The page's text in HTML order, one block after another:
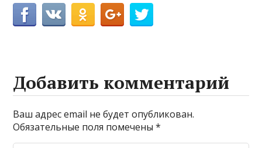
Добавить комментарий
Ваш адрес email не будет опубликован.
Обязательные поля помечены*